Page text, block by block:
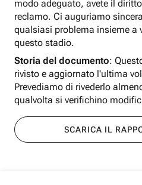
modo adeguato, avete il
reclamo. Ci auguriamo
qualsiasi problema insieme a
questo stadio.
Storia del documento:
rivisto e aggiornato l'ultima
Prevediamo di rivederlo
qualvolta si verifichino
SCARICA IL